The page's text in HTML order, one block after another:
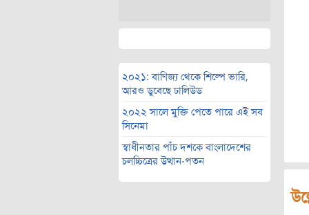
২০২১: বাণিজ্য থেকে শিল্পে ভারি,
আরও ডুবেছে ঢালিউড
২০২২ সালে মুক্তি পেতে পারে এই সব
সিনেমা
স্বাধীনতার পাঁচ দশকে বাংলাদেশের
চলচ্চিত্রের উত্থান-পতন